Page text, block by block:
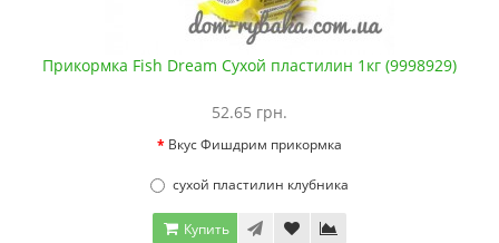
Прикормка Fish Dream Сухой пластилин 1кг (9998929)
52.65 грн.
Вкус Фишдрим прикормка
сухой пластилин клубника
Купить